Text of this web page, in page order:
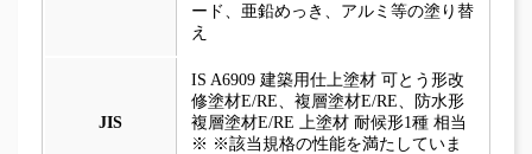
ード、亜鉛めっき、アルミ等の塗り替
え
JIS
IS A6909 建築用仕上塗材 可とう形改
修塗材E/RE、複層塗材E/RE、防水形
複層塗材E/RE 上塗材 耐候形1種 相当
※ ※該当規格の性能を満たしていま